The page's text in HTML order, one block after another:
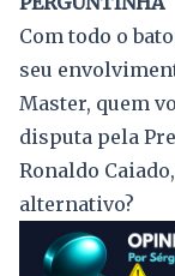
Com todo o
seu
Master, quem
disputa pela
Ronaldo
alternativo?